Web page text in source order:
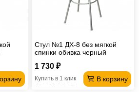
Стул №1 ДХ-8 без мягкой
спинки обивка черный
1 730 ₽
В корзину
Купить в 1 клик